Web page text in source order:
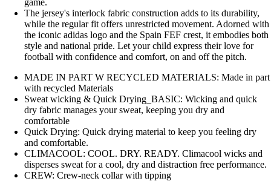
The jersey's interlock fabric construction adds to its durability,
while the regular fit offers unrestricted movement. Adorned with
the iconic adidas logo and the Spain FEF crest, it embodies both
style and national pride. Let your child express their love for
football with confidence and comfort, on and off the pitch.
MADE IN PART W RECYCLED MATERIALS: Made in part
with recycled Materials
Sweat wicking & Quick Drying_BASIC: Wicking and quick
dry fabric manages your sweat, keeping you dry and
comfortable
Quick Drying: Quick drying material to keep you feeling dry
and comfortable.
CLIMACOOL: COOL. DRY. READY. Climacool wicks and
disperses sweat for a cool, dry and distraction free performance.
CREW: Crew-neck collar with tipping